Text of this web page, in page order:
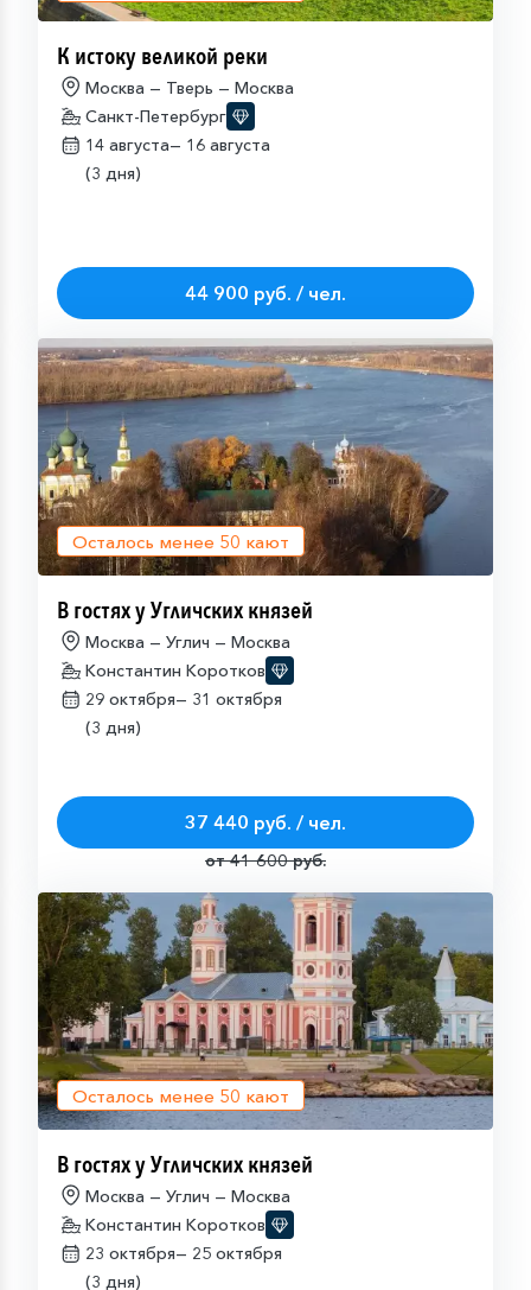
К истоку великой реки
Москва — Тверь — Москва
Санкт-Петербург
14 августа— 16 августа
(3 дня)
44 900 руб. / чел.
Осталось менее 50 кают
В гостях у Угличских князей
Москва — Углич — Москва
Константин Коротков
29 октября— 31 октября
(3 дня)
37 440 руб. / чел.
от 41 600 руб.
Осталось менее 50 кают
В гостях у Угличских князей
Москва — Углич — Москва
Константин Коротков
23 октября— 25 октября
(3 дня)